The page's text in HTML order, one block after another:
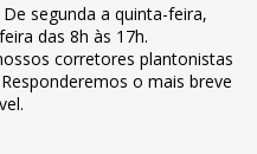
De segunda a quinta-feira,
das 8h às 17h.
corretores plantonistas
o mais breve